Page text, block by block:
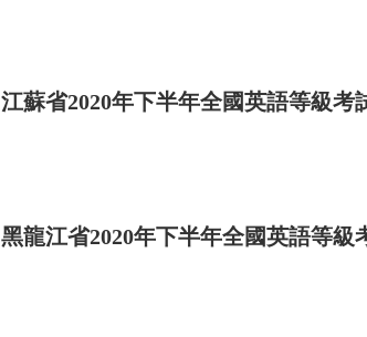
江蘇省2020年下半年全國英語等級
黑龍江省2020年下半年全國英語等